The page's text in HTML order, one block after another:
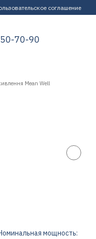
соглашение
70-90
Mean Well
мощность: